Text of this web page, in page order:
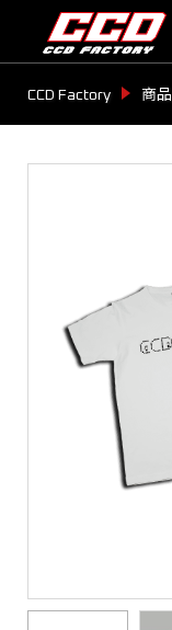
CCD Factory 商品